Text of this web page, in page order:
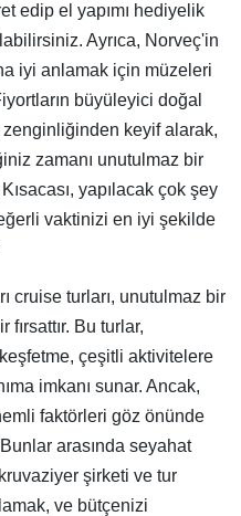
edip el yapımı hediyelik
Ayrıca, Norveç'in
iyi anlamak için müzeleri
büyüleyici doğal
keyif alarak,
zamanı unutulmaz bir
yapılacak çok şey
vaktinizi en iyi şekilde
cruise turları, unutulmaz bir
Bu turlar,
çeşitli aktivitelere
imkanı sunar. Ancak,
faktörleri göz önünde
arasında seyahat
şirketi ve tur
ve bütçenizi